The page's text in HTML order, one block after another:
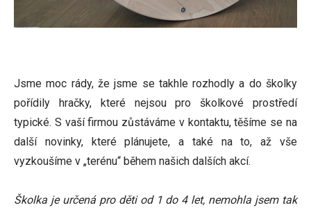
Jsme moc rády, že jsme se takhle rozhodly a do školky
pořídily hračky, které nejsou pro školkové prostředí
typické. S vaší firmou zůstáváme v kontaktu, těšíme se na
další novinky, které plánujete, a také na to, až vše
vyzkoušíme v „terénu“ během našich dalších akcí.
Školka je určená pro děti od 1 do 4 let, nemohla jsem tak